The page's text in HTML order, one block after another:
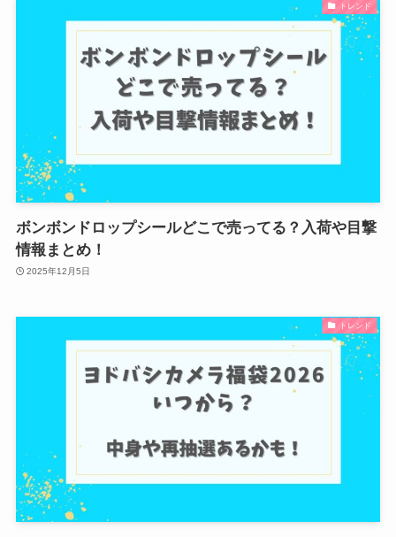
トレンド
ボンボンドロップシールどこで売ってる？入荷や目撃
情報まとめ！
2025年12月5日
トレンド